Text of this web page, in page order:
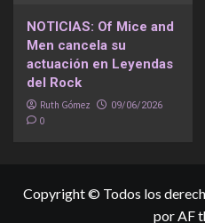
NOTICIAS: Of Mice and
Men cancela su
actuación en Leyendas
del Rock
Ruth Gómez 09/06/2026
0
Copyright © Todos los
por AF